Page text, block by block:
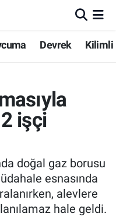
Devrek Kilimli
işçi
doğal gaz borusu
esnasında
alevlere
hale geldi.
Haritası
Fikstür